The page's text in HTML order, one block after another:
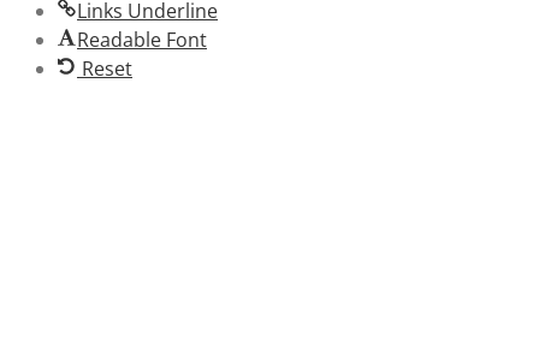
Links Underline
Readable Font
Reset